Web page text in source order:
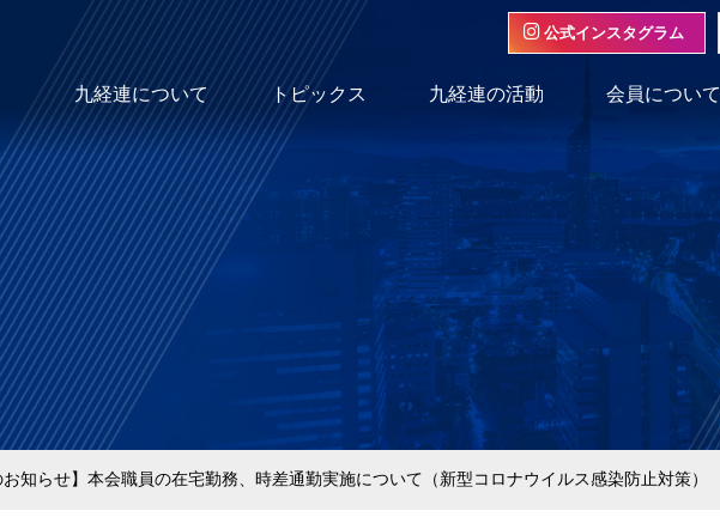
九経連について トピックス 九経連の活動 会員について
公式インスタグラム
お知らせ】本会職員の在宅勤務、時差通勤実施について（新型コロナウイルス感染防止対策）